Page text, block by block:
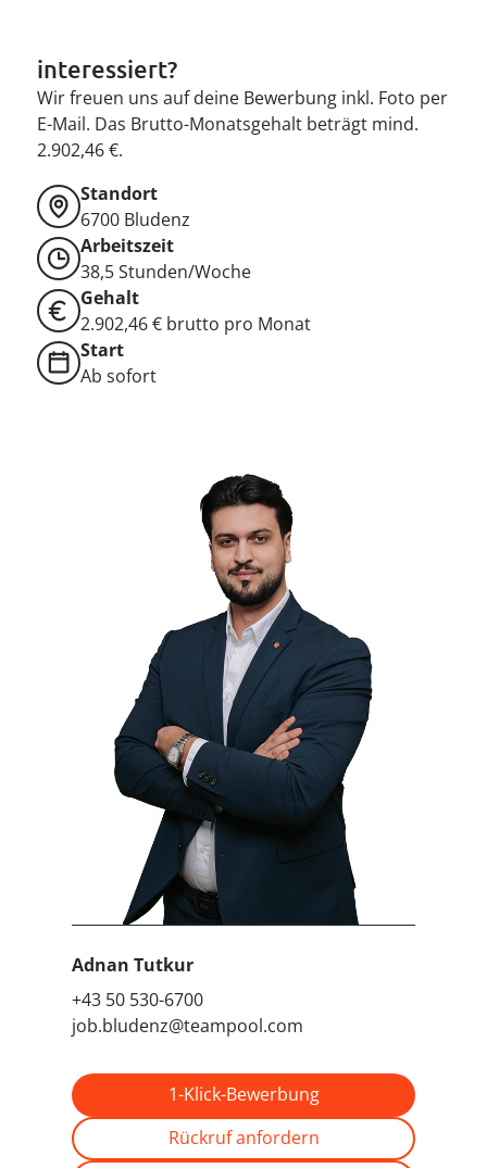
interessiert?
Wir freuen uns auf deine Bewerbung inkl. Foto per
E-Mail. Das Brutto-Monatsgehalt beträgt mind.
2.902,46 €.
Standort
6700 Bludenz
Arbeitszeit
38,5 Stunden/Woche
Gehalt
2.902,46 € brutto pro Monat
Start
Ab sofort
Adnan Tutkur
+43 50 530-6700
job.bludenz@teampool.com
1-Klick-Bewerbung
Rückruf anfordern